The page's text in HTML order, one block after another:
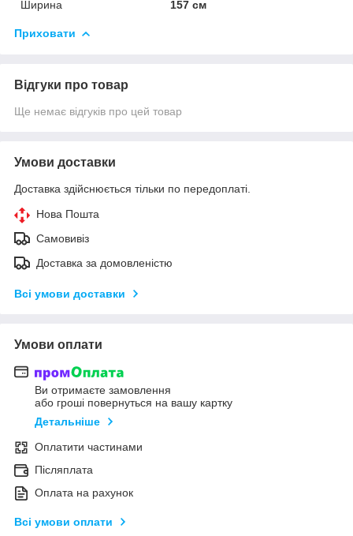
Ширина
157 см
Приховати
Відгуки про товар
Ще немає відгуків про цей товар
Умови доставки
Доставка здійснюється тільки по передоплаті.
Нова Пошта
Самовивіз
Доставка за домовленістю
Всі умови доставки
Умови оплати
Ви отримаєте замовлення
або гроші повернуться на вашу картку
Детальніше
Оплатити частинами
Післяплата
Оплата на рахунок
Всі умови оплати